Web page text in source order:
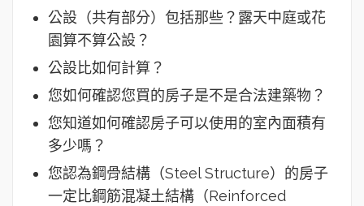
公設（共有部分）包括那些？露天中庭或花
園算不算公設？
公設比如何計算？
您如何確認您買的房子是不是合法建築物？
您知道如何確認房子可以使用的室內面積有
多少嗎？
您認為鋼骨結構（Steel Structure）的房子
一定比鋼筋混凝土結構（Reinforced